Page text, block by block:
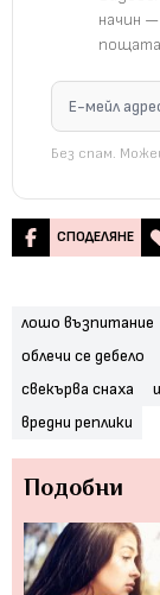
начин
Без спам.
СПОДЕЛЯНЕ
лошо възпитание
облечи се дебело
свекърва снаха
вредни реплики
Подобни